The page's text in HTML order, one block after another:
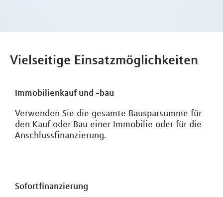
Vielseitige Einsatzmöglichkeiten
Immobilienkauf und -bau
Verwenden Sie die gesamte Bausparsumme für
den Kauf oder Bau einer Immobilie oder für die
Anschlussfinanzierung.
Sofortfinanzierung